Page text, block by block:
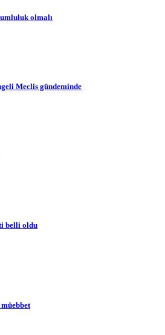
olmalı
Meclis gündeminde
belli oldu